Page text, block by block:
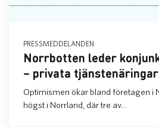
PRESSMEDDELANDEN
Norrbotten leder
– privata
Optimismen ökar bland företagen i
högst i Norrland, där tre av...